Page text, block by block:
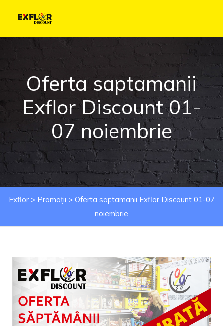
Oferta saptamanii
Exflor Discount 01-
07 noiembrie
Exflor> Promoții > Oferta saptamanii Exflor Discount 01-07
noiembrie